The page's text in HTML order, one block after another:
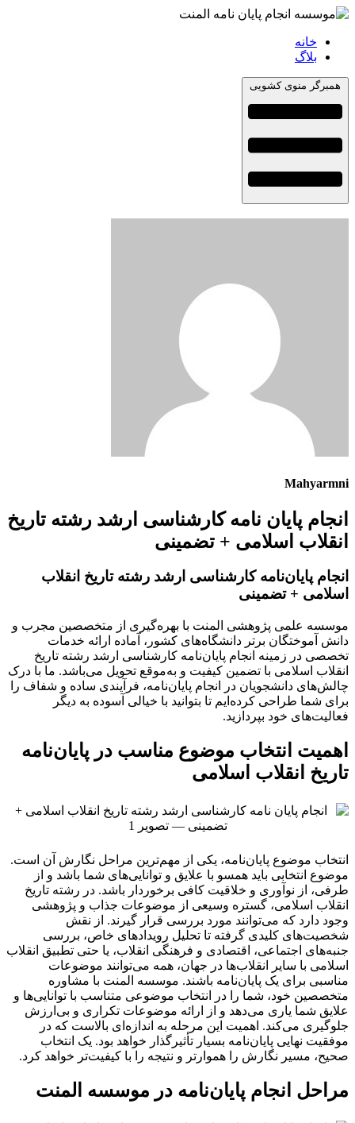
خانه
بلاگ
همبرگر منوی کشویی
Mahyarmni
انجام پایان نامه کارشناسی ارشد رشته تاریخ
انقلاب اسلامی + تضمینی
انجام پایان‌نامه کارشناسی ارشد رشته تاریخ انقلاب
اسلامی + تضمینی
موسسه علمی پژوهشی المنت با بهره‌گیری از متخصصین مجرب و
دانش آموختگان برتر دانشگاه‌های کشور، آماده ارائه خدمات
تخصصی در زمینه انجام پایان‌نامه کارشناسی ارشد رشته تاریخ
انقلاب اسلامی با تضمین کیفیت و به‌موقع تحویل می‌باشد. ما با درک
چالش‌های دانشجویان در انجام پایان‌نامه، فرآیندی ساده و شفاف را
برای شما طراحی کرده‌ایم تا بتوانید با خیالی آسوده به دیگر
فعالیت‌های خود بپردازید.
اهمیت انتخاب موضوع مناسب در پایان‌نامه
تاریخ انقلاب اسلامی
انتخاب موضوع پایان‌نامه، یکی از مهم‌ترین مراحل نگارش آن است.
موضوع انتخابی باید همسو با علایق و توانایی‌های شما باشد و از
طرفی، از نوآوری و خلاقیت کافی برخوردار باشد. در رشته تاریخ
انقلاب اسلامی، گستره وسیعی از موضوعات جذاب و پژوهشی
وجود دارد که می‌توانند مورد بررسی قرار گیرند. از نقش
شخصیت‌های کلیدی گرفته تا تحلیل رویدادهای خاص، بررسی
جنبه‌های اجتماعی، اقتصادی و فرهنگی انقلاب، یا حتی تطبیق انقلاب
اسلامی با سایر انقلاب‌ها در جهان، همه می‌توانند موضوعات
مناسبی برای یک پایان‌نامه باشند. موسسه المنت با مشاوره
متخصصین خود، شما را در انتخاب موضوعی متناسب با توانایی‌ها و
علایق شما یاری می‌دهد و از ارائه موضوعات تکراری و بی‌ارزش
جلوگیری می‌کند. اهمیت این مرحله به اندازه‌ای بالاست که در
موفقیت نهایی پایان‌نامه بسیار تأثیرگذار خواهد بود. یک انتخاب
صحیح، مسیر نگارش را هموارتر و نتیجه را با کیفیت‌تر خواهد کرد.
مراحل انجام پایان‌نامه در موسسه المنت